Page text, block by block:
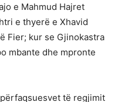
e Mahmud Hajret
e thyerë e Xhavid
Fier; kur se Gjinokastra
mbante dhe mpronte
të regjimit